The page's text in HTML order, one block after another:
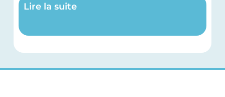
Lire la suite